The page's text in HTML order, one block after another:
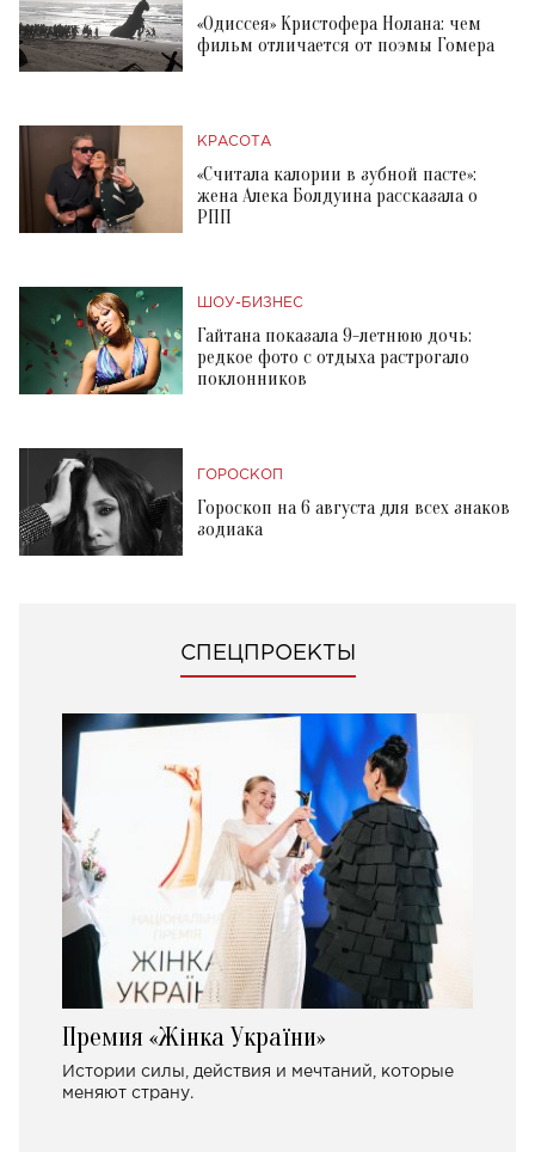
«Одиссея» Кристофера Нолана: чем
фильм отличается от поэмы Гомера
КРАСОТА
«Считала калории в зубной пасте»:
жена Алека Болдуина рассказала о
РПП
ШОУ-БИЗНЕС
Гайтана показала 9-летнюю дочь:
редкое фото с отдыха растрогало
поклонников
ГОРОСКОП
Гороскоп на 6 августа для всех знаков
зодиака
СПЕЦПРОЕКТЫ
Премия «Жінка України»
Истории силы, действия и мечтаний, которые
меняют страну.